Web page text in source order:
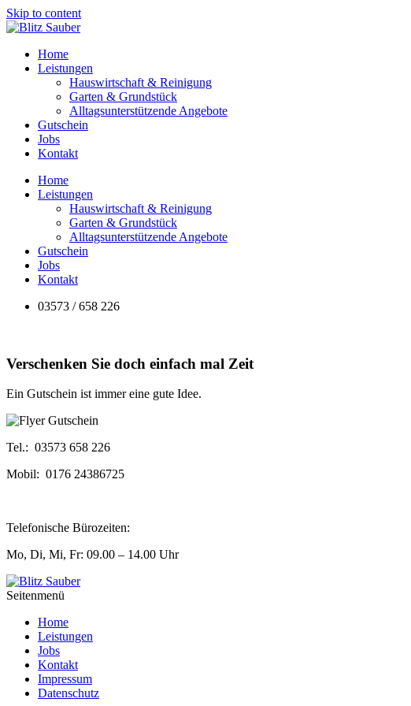
Skip to content
Home
Leistungen
Hauswirtschaft & Reinigung
Garten & Grundstück
Alltagsunterstützende Angebote
Gutschein
Jobs
Kontakt
Home
Leistungen
Hauswirtschaft & Reinigung
Garten & Grundstück
Alltagsunterstützende Angebote
Gutschein
Jobs
Kontakt
03573 / 658 226
Verschenken Sie doch einfach mal Zeit
Ein Gutschein ist immer eine gute Idee.
Tel.: 03573 658 226
Mobil: 0176 24386725
Telefonische Bürozeiten:
Mo, Di, Mi, Fr: 09.00 – 14.00 Uhr
Seitenmenü
Home
Leistungen
Jobs
Kontakt
Impressum
Datenschutz